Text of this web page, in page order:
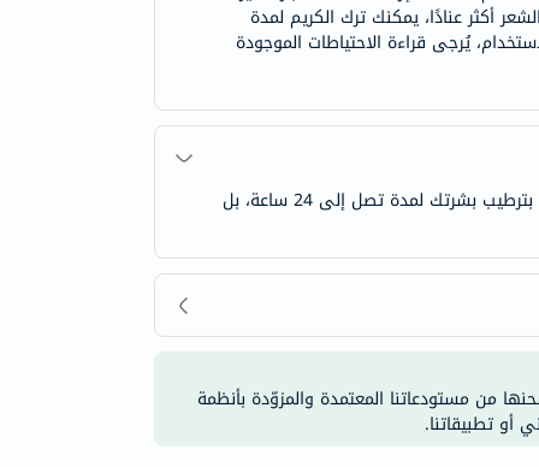
أكثر عنادًا، يمكنك ترك الكريم لمدة
يُرجى قراءة الاحتياطات الموجودة
اختبري بشرة ناعمة حريرية برائحة منعشة مع كريم إزالة الشعر فيت سيلك آند فريش. أثناء إزالة الشعر بفعالية، لا يكتفي الكريم بترطيب بشرتك لمدة تصل إلى 24 ساعة، بل
من مستودعاتنا المعتمدة والمزوّدة بأنظمة
أو تطبيقاتنا.